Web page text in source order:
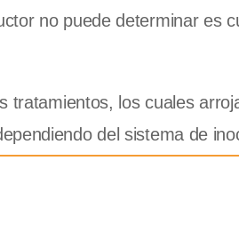
no puede determinar es
tratamientos, los cuales
del sistema de